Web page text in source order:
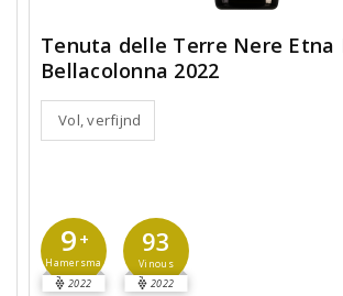
Tenuta delle Terre Nere Etna
Bellacolonna 2022
Vol, verfijnd
9 +
Hamersma
2022
93
Vinous
2022